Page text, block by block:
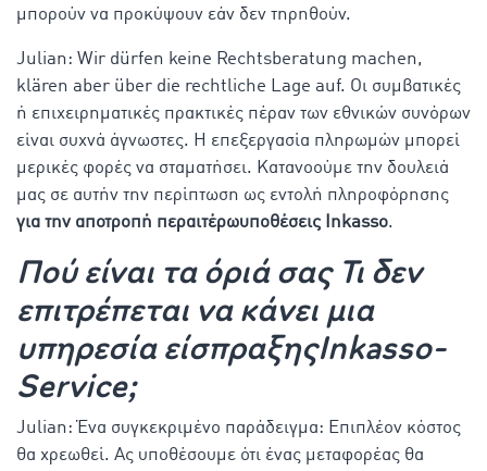
μπορούν να προκύψουν εάν δεν τηρηθούν.
Julian: Wir dürfen keine Rechtsberatung machen,
klären aber über die rechtliche Lage auf. Οι συμβατικές
ή επιχειρηματικές πρακτικές πέραν των εθνικών συνόρων
είναι συχνά άγνωστες. Η επεξεργασία πληρωμών μπορεί
μερικές φορές να σταματήσει. Κατανοούμε την δουλειά
μας σε αυτήν την περίπτωση ως εντολή πληροφόρησης
για την αποτροπή περαιτέρωυποθέσεις Inkasso.
Πού είναι τα όριά σας Τι δεν
επιτρέπεται να κάνει μια
υπηρεσία είσπραξηςInkasso-
Service;
Julian: Ένα συγκεκριμένο παράδειγμα: Επιπλέον κόστος
θα χρεωθεί. Ας υποθέσουμε ότι ένας μεταφορέας θα